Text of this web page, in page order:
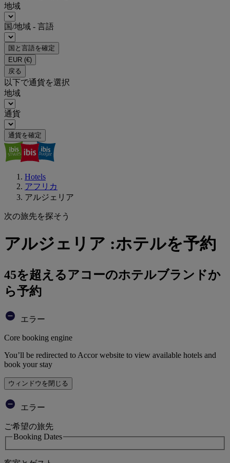
地域
国/地域 - 言語
国と言語を確定
EUR (€)
戻る
以下で通貨を選択
地域
通貨
通貨を確定
Hotels
アフリカ
アルジェリア
次の旅先を探そう
アルジェリア :ホテルを予約
45を超えるアコーのホテルブランドか
ら予約
エラー
Core booking engine
You’ll be redirected to Accor website to view available hotels and
book your stay
ウィンドウを閉じる
エラー
ご希望の旅先
Booking Dates